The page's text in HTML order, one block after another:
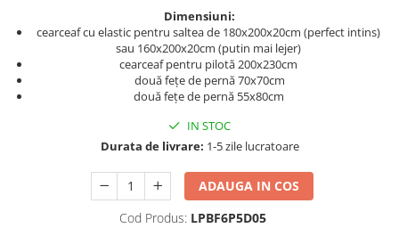
Set Lenjerie Pat Blanita Iepure, 6
Piese, Cu Pilota Inclusa
Lenjerii De Pat Premium Collection
Set Lenjerie De Pat, 7 Piese, Cu
11 Piese, Cuvertura Inclusa
Lenjerii Damasc Egiptean King Size
Lenjerii De Pat, Finet Premium, 1
Dimensiuni:
cearceaf cu elastic pentru saltea de 180x200x20cm (perfect intins)
sau 160x200x20cm (putin mai lejer)
cearceaf pentru pilotă 200x230cm
două fețe de pernă 70x70cm
două fețe de pernă 55x80cm
IN STOC
Durata de livrare: 1-5 zile lucratoare
ADAUGA IN COS
Cod Produs: LPBF6P5D05